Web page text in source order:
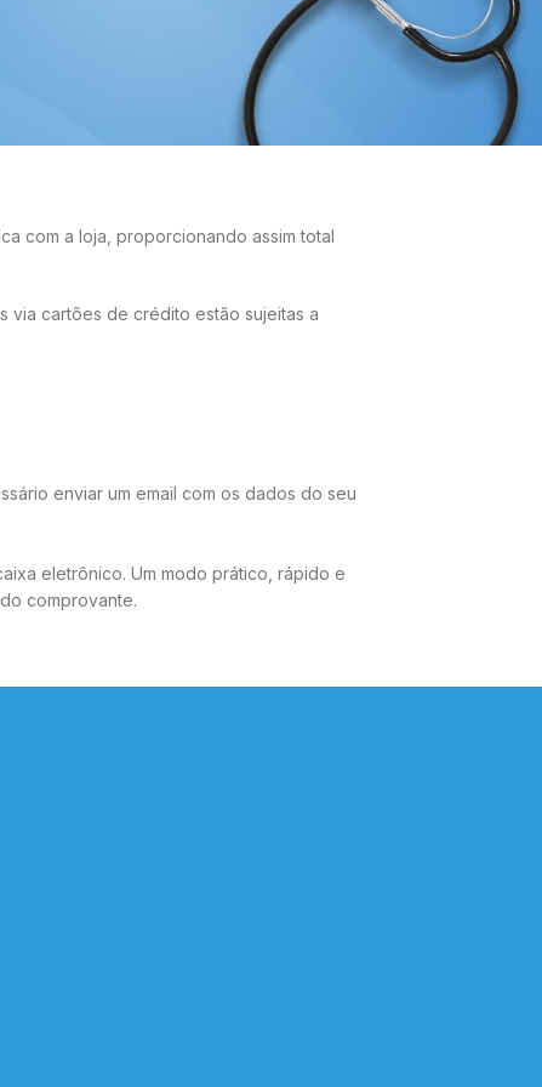
bancário é registrado, garantindo assim
útil. Todos produtos são enviados somente
com a loja, proporcionando assim total
via cartões de crédito estão sujeitas a
enviar um email com os dados do seu
eletrônico. Um modo prático, rápido e
comprovante.